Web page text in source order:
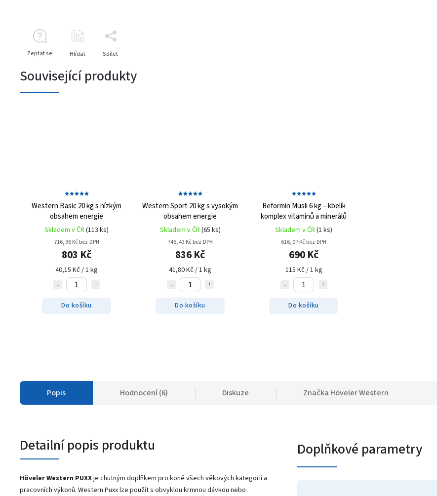
Zeptat se Hlídat Sdílet
Související produkty
Western Basic 20 kgs nízkým
obsahem energie
Skladem v ČR (113 ks)
716,96 Kč bez DPH
803 Kč
40,15 Kč / 1 kg
Do košíku
Western Sport 20 kgs vysokým
obsahem energie
Skladem v ČR (65 ks)
746,43 Kč bez DPH
836 Kč
41,80 Kč / 1 kg
Do košíku
Reformin Müsli 6 kg – kbelík
komplex vitaminů a minerálů
Skladem v ČR (1 ks)
616,07 Kč bez DPH
690 Kč
115 Kč / 1 kg
Do košíku
Popis Hodnocení (6) Diskuze Značka Höveler Western
Detailní popis produktu
Höveler Western PUXXje chutným doplňkem pro koně všech věkových kategorií a
pracovních výkonů. Western Puxxlze použít s obvyklou krmnou dávkou nebo
Doplňkové parametry